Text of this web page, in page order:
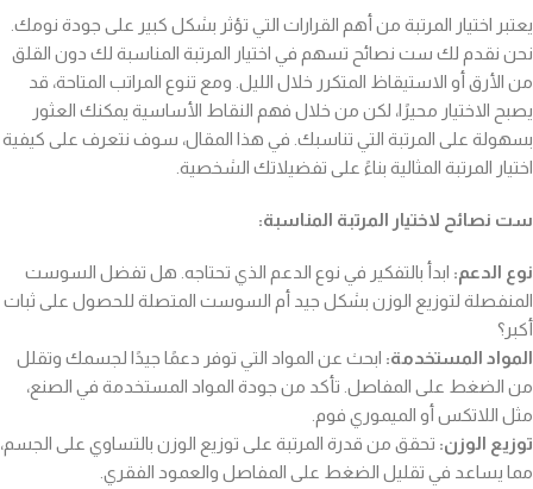
يعتبر اختيار المرتبة من أهم القرارات التي تؤثر بشكل كبير على جودة نومك.
نحن نقدم لك ست نصائح تسهم في اختيار المرتبة المناسبة لك دون القلق
من الأرق أو الاستيقاظ المتكرر خلال الليل. ومع تنوع المراتب المتاحة، قد
يصبح الاختيار محيرًا، لكن من خلال فهم النقاط الأساسية يمكنك العثور
بسهولة على المرتبة التي تناسبك. في هذا المقال، سوف نتعرف على كيفية
اختيار المرتبة المثالية بناءً على تفضيلاتك الشخصية.
ست نصائح لاختيار المرتبة المناسبة:
نوع الدعم: ابدأ بالتفكير في نوع الدعم الذي تحتاجه. هل تفضل السوست
المنفصلة لتوزيع الوزن بشكل جيد أم السوست المتصلة للحصول على ثبات
أكبر؟
المواد المستخدمة: ابحث عن المواد التي توفر دعمًا جيدًا لجسمك وتقلل
من الضغط على المفاصل. تأكد من جودة المواد المستخدمة في الصنع،
مثل اللاتكس أو الميموري فوم.
توزيع الوزن: تحقق من قدرة المرتبة على توزيع الوزن بالتساوي على الجسم،
مما يساعد في تقليل الضغط على المفاصل والعمود الفقري.